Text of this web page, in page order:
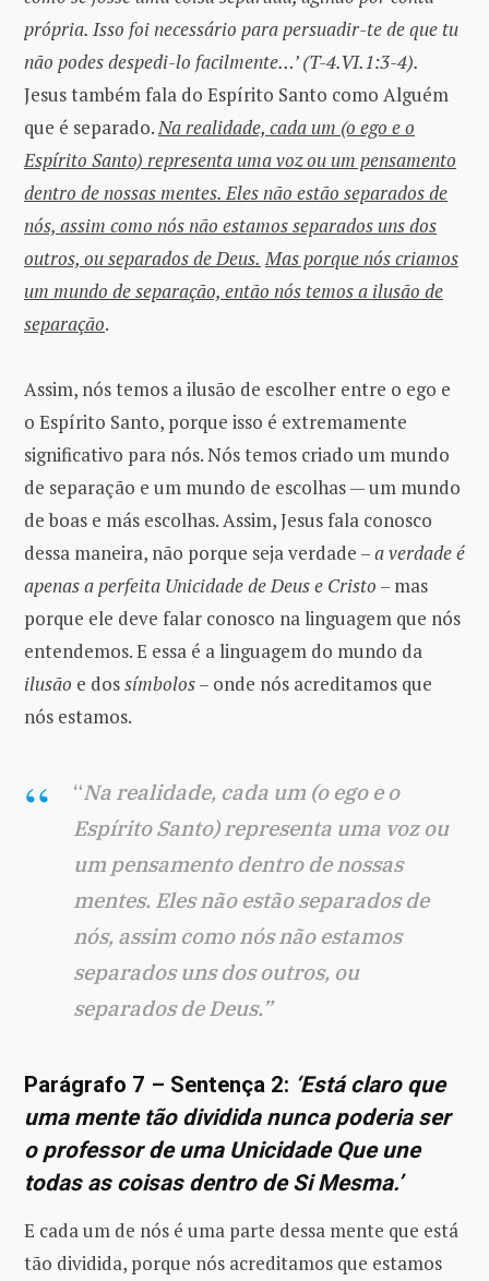
própria. Isso foi necessário para persuadir-te de que tu
não podes despedi-lo facilmente…’ (T-4.VI.1:3-4).
Jesus também fala do Espírito Santo como Alguém
que é separado.Na realidade, cada um (o ego e o
Espírito Santo) representa uma voz ou um pensamento
dentro de nossas mentes. Eles não estão separados de
nós, assim como nós não estamos separados uns dos
outros, ou separados de Deus. Mas porque nós criamos
um mundo de separação, então nós temos a ilusão de
separação.
Assim, nós temos a ilusão de escolher entre o ego e
o Espírito Santo, porque isso é extremamente
significativo para nós. Nós temos criado um mundo
de separação e um mundo de escolhas — um mundo
de boas e más escolhas. Assim, Jesus fala conosco
dessa maneira, não porque seja verdade –a verdade é
apenas a perfeita Unicidade de Deus e Cristo – mas
porque ele deve falar conosco na linguagem que nós
entendemos. E essa é a linguagem do mundo da
ilusão e dossímbolos– onde nós acreditamos que
nós estamos.
“Na realidade, cada um (o ego e o
Espírito Santo) representa uma voz ou
um pensamento dentro de nossas
mentes. Eles não estão separados de
nós, assim como nós não estamos
separados uns dos outros, ou
separados de Deus.”
Parágrafo 7 – Sentença 2: ‘Está claro que
uma mente tão dividida nunca poderia ser
o professor de uma Unicidade Que une
todas as coisas dentro de Si Mesma.’
E cada um de nós é uma parte dessa mente que está
tão dividida, porque nós acreditamos que estamos